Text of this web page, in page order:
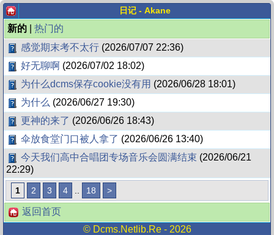
日记 - Akane
新的
热门的
感觉期末考不太行 (2026/07/07 22:36)
好无聊啊 (2026/07/02 18:02)
为什么dcms保存cookie没有用 (2026/06/28 18:01)
为什么 (2026/06/27 19:30)
更神的来了 (2026/06/26 18:43)
伞放食堂门口被人拿了 (2026/06/26 13:40)
今天我们高中合唱团专场音乐会圆满结束 (2026/06/21
22:29)
1 2 3 4 18 >
返回首页
© Dcms.netlib.re- 2026